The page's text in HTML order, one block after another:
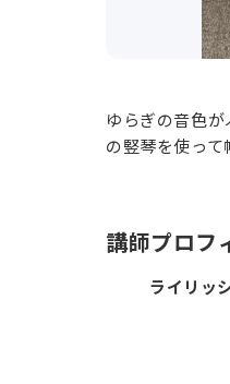
ゆらぎの音色が
の竪琴を使って
講師プロフ
ライリッ